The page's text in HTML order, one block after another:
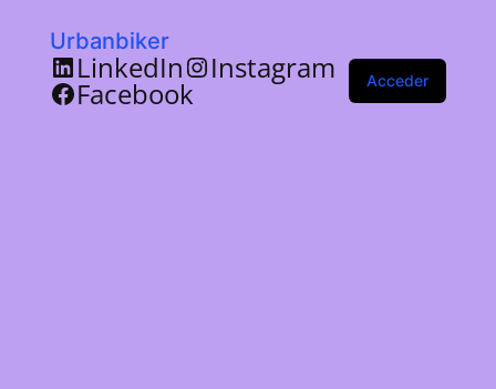
Urbanbiker
LinkedIn Instagram
Facebook Acceder